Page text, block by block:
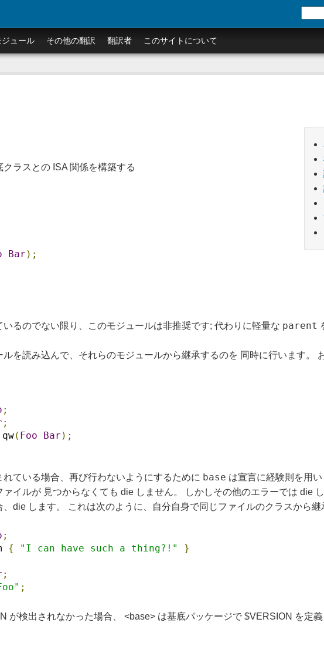
ジュール その他の翻訳 翻訳者 このサイトについて
ラスとの ISA 関係を構築する
Bar );
いるのでない限り、このモジュールは非推奨です; 代わりに軽量な parent
を読み込んで、それらのモジュールから継承するのを 同時に行います。
;
;
qw( Foo Bar );
ている場合、再び行わないようにするために base は宣言に経験則を用い
ァイルが 見つからなくても die しません。 しかしその他のエラーでは die
、die します。 これは次のように、自分自身で同じファイルのクラスから
;
{ "I can have such a thing?!" }
;
;
が検出されなかった場合、 <base> は基底パッケージで $VERSION を定義